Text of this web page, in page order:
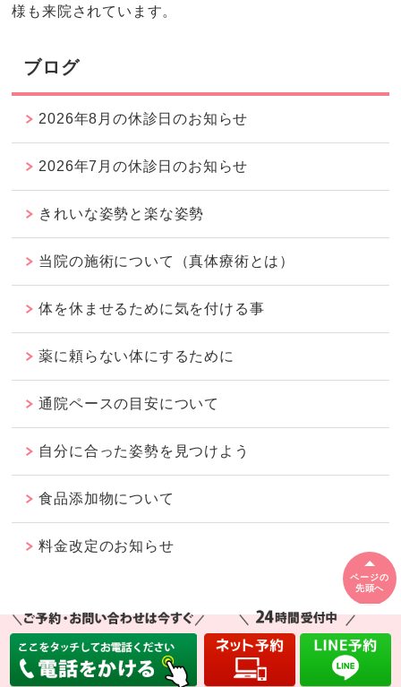
様も来院されています。
ブログ
2026年8月の休診日のお知らせ
2026年7月の休診日のお知らせ
きれいな姿勢と楽な姿勢
当院の施術について（真体療術とは）
体を休ませるために気を付ける事
薬に頼らない体にするために
通院ペースの目安について
自分に合った姿勢を見つけよう
食品添加物について
料金改定のお知らせ
ページの
先頭へ